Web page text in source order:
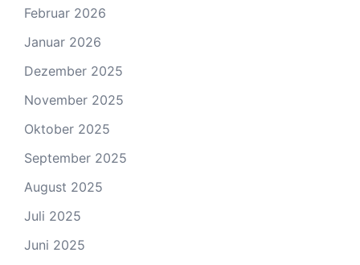
Februar 2026
Januar 2026
Dezember 2025
November 2025
Oktober 2025
September 2025
August 2025
Juli 2025
Juni 2025